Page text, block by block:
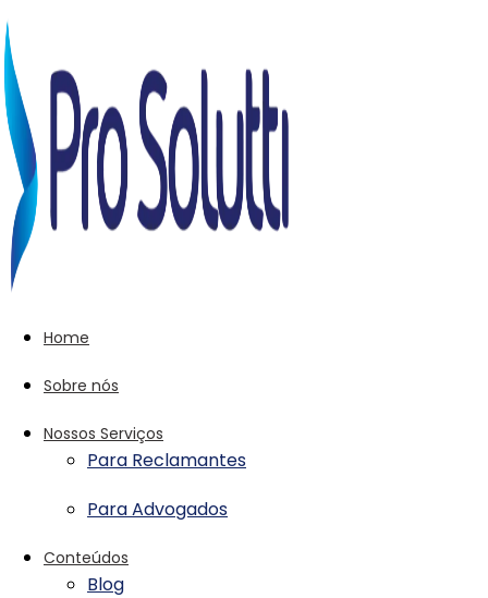
Home
Sobre nós
Nossos Serviços
Para Reclamantes
Para Advogados
Conteúdos
Blog